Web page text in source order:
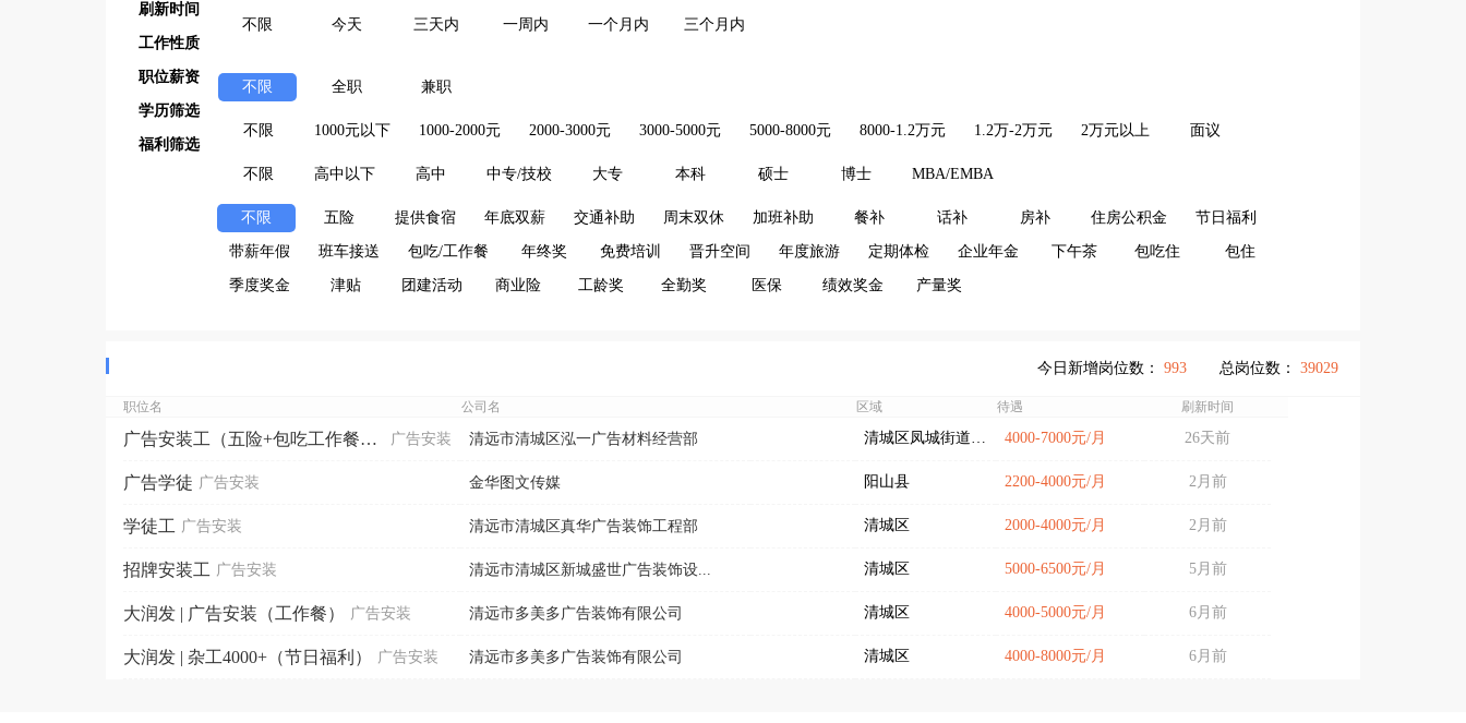
刷新时间
不限
今天 三天内 一周内 一个月内
三个月内
工作性质
不限 全职 兼职
职位薪资
不限 1000元以下 1000-2000元 2000-3000元 3000-5000元 5000-8000元 8000-1.2万元 1.2万-2万元 2万元以上 面议
学历筛选
不限 高中以下 高中 中专/技校 大专 本科 硕士 博士 MBA/EMBA
福利筛选
不限 五险 提供食宿 年底双薪 交通补助 周末双休 加班补助 餐补 话补 房补 住房公积金 节日福利
带薪年假 班车接送 包吃/工作餐 年终奖 免费培训 晋升空间 年度旅游 定期体检 企业年金 下午茶 包吃住 包住
季度奖金 津贴 团建活动 商业险 工龄奖 全勤奖 医保 绩效奖金 产量奖
总岗位数： 39029
今日新增岗位数： 993
职位名 公司名 区域 待遇 刷新时间
广告安装工（五险+包吃工作餐+加班补助） 广告安装 清远市清城区泓一广告材料经营部 清城区凤城街道（旧城） 4000-7000元/月 26天前
广告学徒 广告安装 金华图文传媒 阳山县 2200-4000元/月 2月前
学徒工 广告安装 清远市清城区真华广告装饰工程部 清城区 2000-4000元/月 2月前
招牌安装工 广告安装 清远市清城区新城盛世广告装饰设... 清城区 5000-6500元/月 5月前
大润发 | 广告安装（工作餐） 广告安装 清远市多美多广告装饰有限公司 清城区 4000-5000元/月 6月前
大润发 | 杂工4000+（节日福利） 广告安装 清远市多美多广告装饰有限公司 清城区 4000-8000元/月 6月前